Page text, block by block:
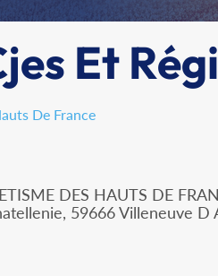
Et
De France
DES HAUTS DE
59666 Villeneuve D